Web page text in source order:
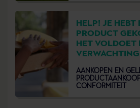
HELP! JE HEBT
PRODUCT
HET
AANKOPEN EN
CONFORMITEIT